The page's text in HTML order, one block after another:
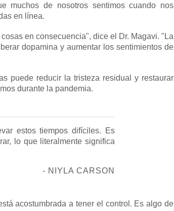
muchos de nosotros sentimos cuando nos
en línea.
en consecuencia", dice el Dr. Magavi. "La
dopamina y aumentar los sentimientos de
puede reducir la tristeza residual y restaurar
durante la pandemia.
estos tiempos difíciles.
Es
lo que literalmente significa
- NIYLA CARSON
acostumbrada a tener el control. Es algo de